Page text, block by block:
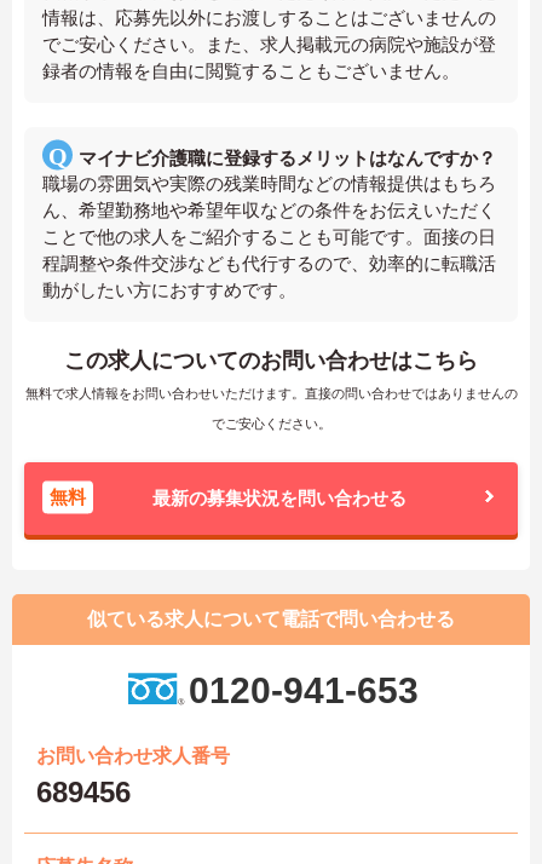
情報は、応募先以外にお渡しすることはございませんの
でご安心ください。また、求人掲載元の病院や施設が登
録者の情報を自由に閲覧することもございません。
マイナビ介護職に登録するメリットはなんですか？
職場の雰囲気や実際の残業時間などの情報提供はもちろ
ん、希望勤務地や希望年収などの条件をお伝えいただく
ことで他の求人をご紹介することも可能です。面接の日
程調整や条件交渉なども代行するので、効率的に転職活
動がしたい方におすすめです。
この求人についてのお問い合わせはこちら
無料で求人情報をお問い合わせいただけます。直接の問い合わせではありませんの
でご安心ください。
無料 最新の募集状況を問い合わせる
似ている求人について電話で問い合わせる
0120-941-653
お問い合わせ求人番号
689456